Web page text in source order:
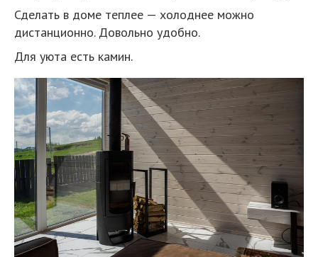
Сделать в доме теплее — холоднее можно
дистанционно. Довольно удобно.
Для уюта есть камин.